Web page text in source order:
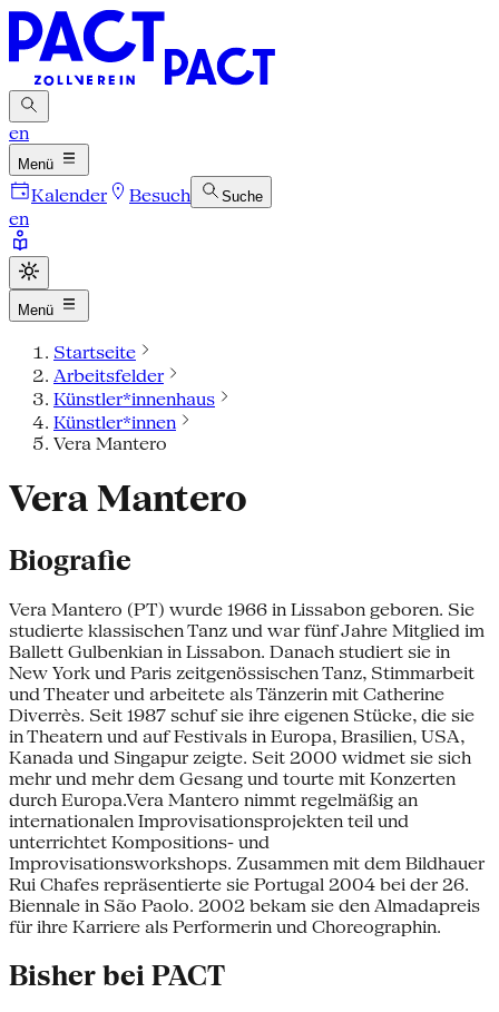
en
Menü
Kalender Besuch Suche
en
Menü
Startseite
Arbeitsfelder
Künstler*innenhaus
Künstler*innen
Vera Mantero
Vera Mantero
Biografie
Vera Mantero (PT) wurde 1966 in Lissabon geboren. Sie
studierte klassischen Tanz und war fünf Jahre Mitglied im
Ballett Gulbenkian in Lissabon. Danach studiert sie in
New York und Paris zeitgenössischen Tanz, Stimmarbeit
und Theater und arbeitete als Tänzerin mit Catherine
Diverrès. Seit 1987 schuf sie ihre eigenen Stücke, die sie
in Theatern und auf Festivals in Europa, Brasilien, USA,
Kanada und Singapur zeigte. Seit 2000 widmet sie sich
mehr und mehr dem Gesang und tourte mit Konzerten
durch Europa.Vera Mantero nimmt regelmäßig an
internationalen Improvisationsprojekten teil und
unterrichtet Kompositions- und
Improvisationsworkshops. Zusammen mit dem Bildhauer
Rui Chafes repräsentierte sie Portugal 2004 bei der 26.
Biennale in São Paolo. 2002 bekam sie den Almadapreis
für ihre Karriere als Performerin und Choreographin.
Bisher bei PACT